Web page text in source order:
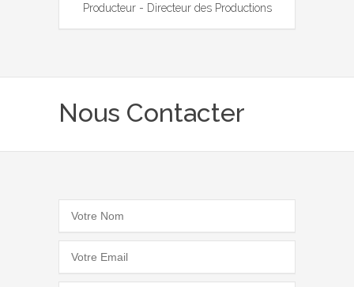
Producteur - Directeur des Productions
Nous Contacter